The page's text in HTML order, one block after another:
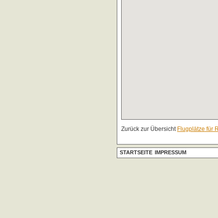
Zurück zur Übersicht Flugplätze für
STARTSEITE IMPRESSUM